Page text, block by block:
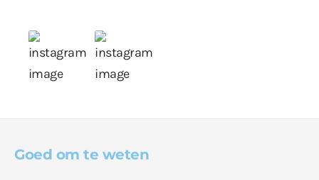
Goed om te weten